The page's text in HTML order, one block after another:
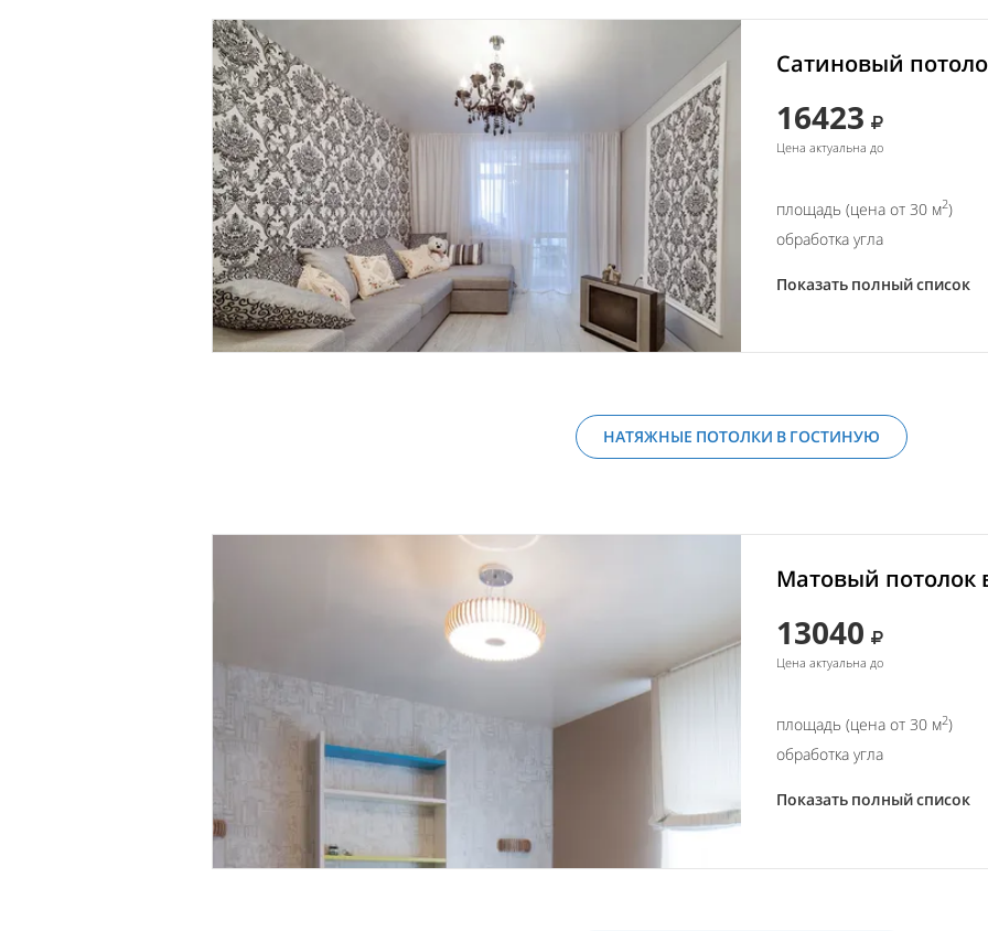
Сатиновый
16423
Цена актуальна до
площадь (цена от 30 м2)
обработка угла
Показать полный список
НАТЯЖНЫЕ ПОТОЛКИ В ГОСТИНУЮ
Матовый потолок
13040
Цена актуальна до
площадь (цена от 30 м2)
обработка угла
Показать полный список